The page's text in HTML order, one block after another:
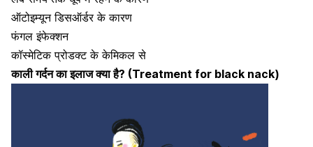
ऑटोइम्यून डिसऑर्डर के कारण
फंगल इंफेक्शन
कॉस्मेटिक प्रोडक्ट के केमिकल से
काली गर्दन का इलाज क्या है? (Treatment for black nack)